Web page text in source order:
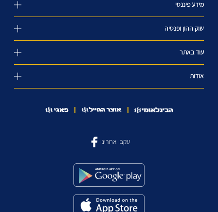
מידע פיננסי
שוק ההון ופנסיה
עוד באתר
אודות
עקבו אחרינו